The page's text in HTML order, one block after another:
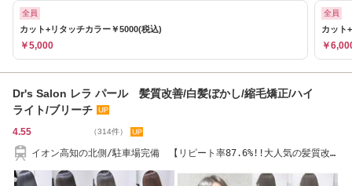
全員
カット+リタッチカラー￥5000(税込)
￥5,000
全員
カット
￥
Dr's Salon レラ パール 髪質改善/白髪ぼかし/縮毛矯正/ハイ
ライト/ブリーチ
4.55 （314件）
イオン高知の北側/駐車場完備 【リピート率87.6%!!大人気の髪質改善